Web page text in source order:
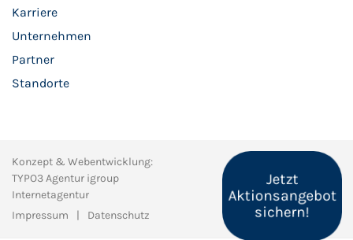
Karriere
Unternehmen
Partner
Standorte
Konzept & Webentwicklung:
TYPO3 Agentur igroup
Internetagentur
Impressum
Datenschutz
Jetzt
Aktionsangebot
sichern!